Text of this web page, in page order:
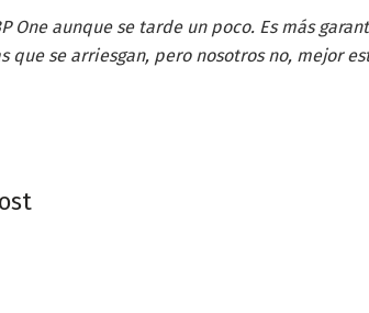
One aunque se tarde un poco. Es más
que se arriesgan, pero nosotros no, mejor